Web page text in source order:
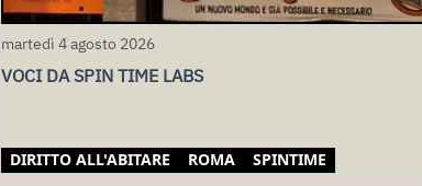
martedì 4 agosto 2026
VOCI DA SPIN TIME LABS
DIRITTO ALL'ABITARE ROMA SPINTIME